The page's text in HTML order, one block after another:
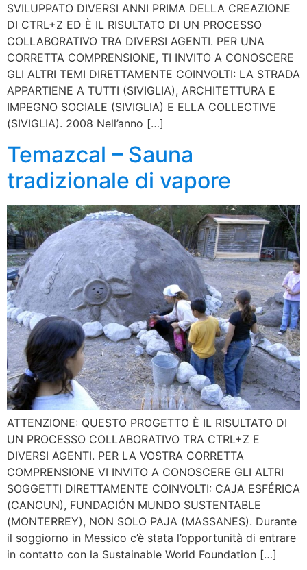
SVILUPPATO DIVERSI ANNI PRIMA DELLA CREAZIONE
DI CTRL+Z ED È IL RISULTATO DI UN PROCESSO
COLLABORATIVO TRA DIVERSI AGENTI. PER UNA
CORRETTA COMPRENSIONE, TI INVITO A CONOSCERE
GLI ALTRI TEMI DIRETTAMENTE COINVOLTI: LA STRADA
APPARTIENE A TUTTI (SIVIGLIA), ARCHITETTURA E
IMPEGNO SOCIALE (SIVIGLIA) E ELLA COLLECTIVE
(SIVIGLIA). 2008 Nell’anno […]
Temazcal – Sauna
tradizionale di vapore
ATTENZIONE: QUESTO PROGETTO È IL RISULTATO DI
UN PROCESSO COLLABORATIVO TRA CTRL+Z E
DIVERSI AGENTI. PER LA VOSTRA CORRETTA
COMPRENSIONE VI INVITO A CONOSCERE GLI ALTRI
SOGGETTI DIRETTAMENTE COINVOLTI: CAJA ESFÉRICA
(CANCUN), FUNDACIÓN MUNDO SUSTENTABLE
(MONTERREY), NON SOLO PAJA (MASSANES). Durante
il soggiorno in Messico c’è stata l’opportunità di entrare
in contatto con la Sustainable World Foundation […]